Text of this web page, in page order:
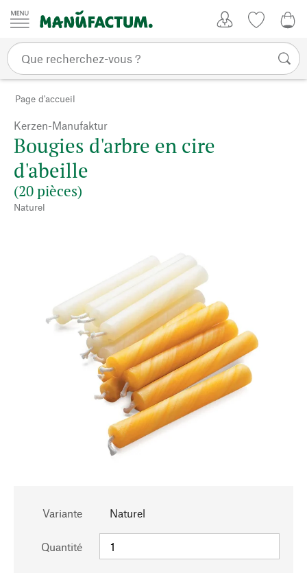
Passer au contenu
Page d'accueil
Kerzen-Manufaktur
Bougies d'arbre en cire
d'abeille
(20 pièces)
Naturel
Variante Naturel
Quantité